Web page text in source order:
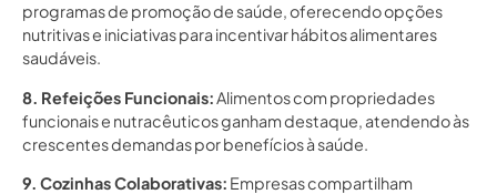
programas de promoção de saúde, oferecendo opções
nutritivas e iniciativas para incentivar hábitos alimentares
saudáveis.
8. Refeições Funcionais: Alimentos com propriedades
funcionais e nutracêuticos ganham destaque, atendendo às
crescentes demandas por benefícios à saúde.
9. Cozinhas Colaborativas: Empresas compartilham